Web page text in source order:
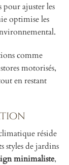
pour ajuster les
optimise les
comme
motorisés,
en restant
réside
styles de jardins
minimaliste,